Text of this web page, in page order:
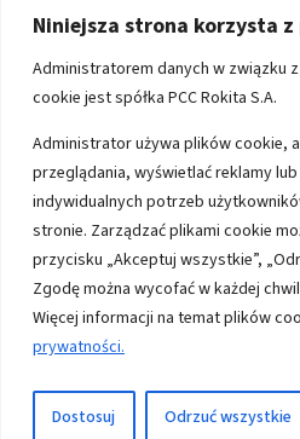
Niniejsza strona korzysta
Administratorem danych w związku
cookie jest spółka PCC Rokita S.A.
Administrator używa plików cookie,
przeglądania, wyświetlać reklamy
indywidualnych potrzeb
stronie. Zarządzać plikami cookie
przycisku „Akceptuj wszystkie”,
Zgodę można wycofać w każdej
Więcej informacji na temat plików
prywatności.
Dostosuj Odrzuć wszystkie
Copyright 1996-2026
Wszystkie prawa zastrzeżone
Informacje
Polityka prywatności
Mapa strony
Kontakt